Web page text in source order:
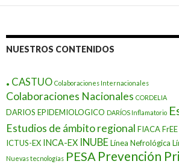
NUESTROS CONTENIDOS
. CASTUO Colaboraciones Internacionales
Colaboraciones Nacionales CORDELIA
DARIOS EPIDEMIOLOGICO DARÍOS Inflamatorio
Estudios de ámbito regional FIACAFrEE
ICTUS-EX INCA-EX INUBELínea Nefrológica
Nuevas tecnologías PESA Prevención